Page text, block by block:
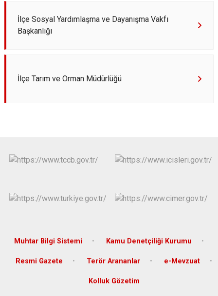
İlçe Sosyal Yardımlaşma ve Dayanışma Vakfı
Başkanlığı
İlçe Tarım ve Orman Müdürlüğü
Muhtar Bilgi Sistemi Kamu Denetçiliği Kurumu
Resmi Gazete Terör Arananlar e-Mevzuat
Kolluk Gözetim